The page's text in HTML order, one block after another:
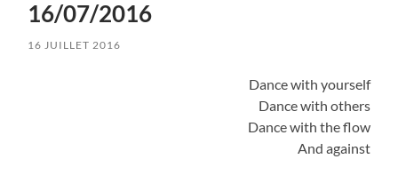
16/07/2016
16 JUILLET 2016
Dance with yourself
Dance with others
Dance with the flow
And against